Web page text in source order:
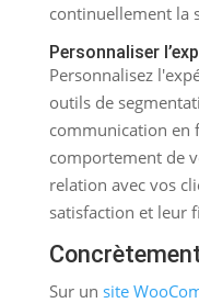
continuellement la
Personnaliser
Personnalisez
outils de
communication en
comportement de
relation avec vos
satisfaction et leur
Sur un site